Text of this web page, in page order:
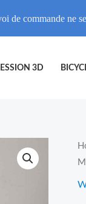
3D
de commande ne